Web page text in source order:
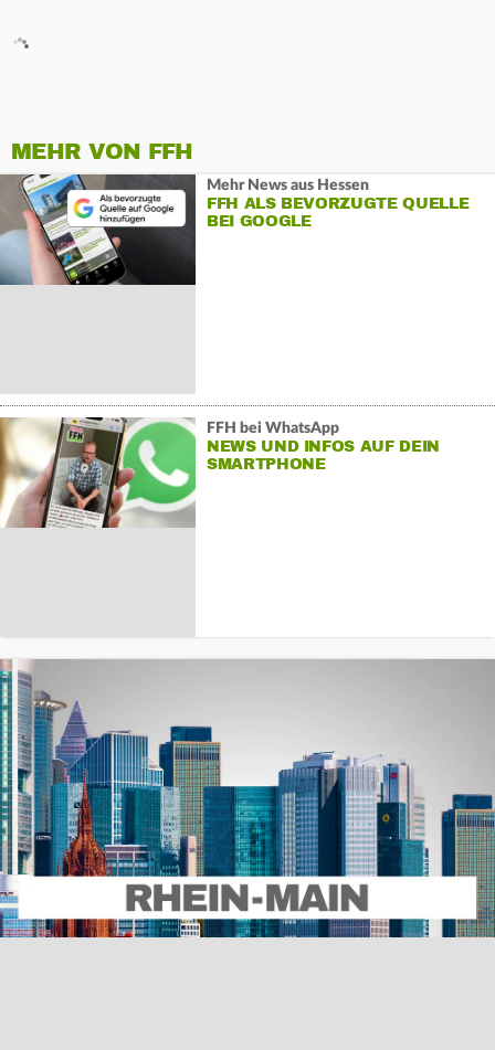
MEHR VON FFH
Mehr News aus Hessen
FFH ALS BEVORZUGTE QUELLE
BEI GOOGLE
FFH bei WhatsApp
NEWS UND INFOS AUF DEIN
SMARTPHONE